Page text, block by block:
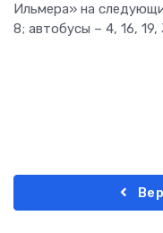
Ильмера» на
8; автобусы – 4, 16, 19,